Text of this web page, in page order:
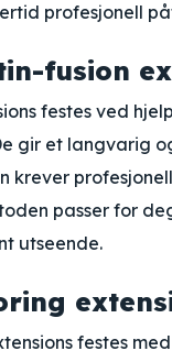
profesjonell
fusion
festes ved
gir et langvarig
krever
passer for
utseende.
festes